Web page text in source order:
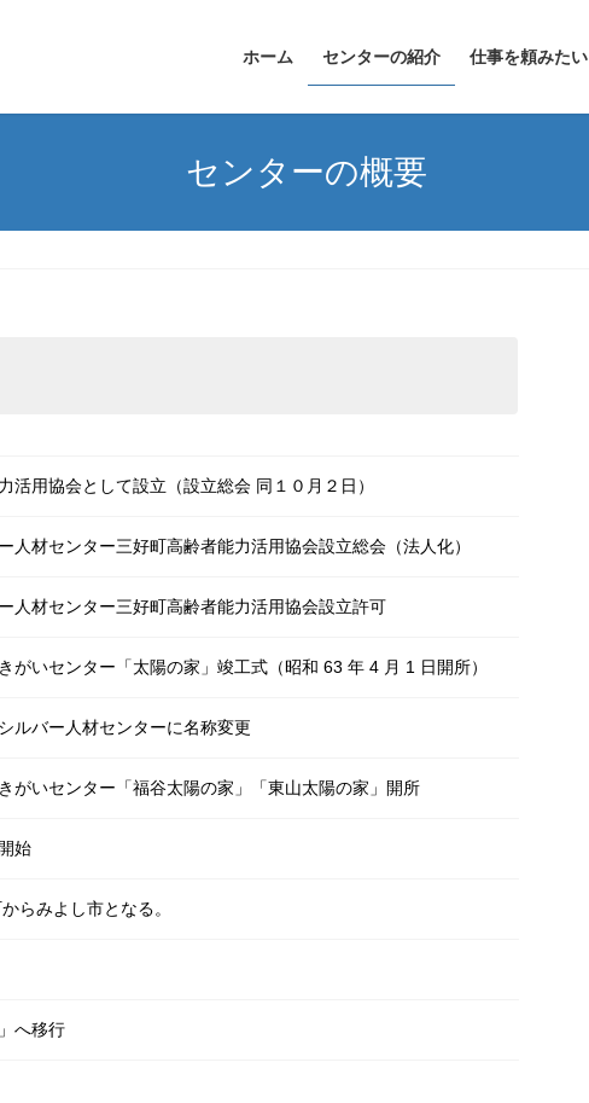
ホーム センターの紹介 仕事を頼みたい
センターの概要
活用協会として設立（設立総会 同１０月２日）
人材センター三好町高齢者能力活用協会設立総会（法人化）
人材センター三好町高齢者能力活用協会設立許可
がいセンター「太陽の家」竣工式（昭和 63 年 4 月 1 日開所）
ルバー人材センターに名称変更
がいセンター「福谷太陽の家」「東山太陽の家」開所
始
らみよし市となる。
へ移行